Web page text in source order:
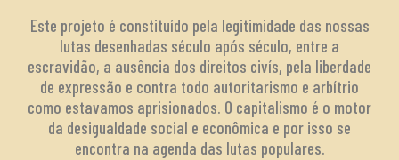
Este projeto é constituído pela legitimidade das nossas
lutas desenhadas século após século, entre a
escravidão, a ausência dos direitos civís, pela liberdade
de expressão e contra todo autoritarismo e arbítrio
como estavamos aprisionados. O capitalismo é o motor
da desigualdade social e econômica e por isso se
encontra na agenda das lutas populares.